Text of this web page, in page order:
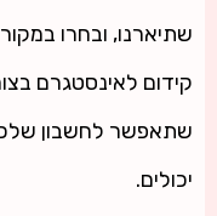
שתיארנו, ובחרו
קידום לאינסטגרם
שתאפשר לחשבון
יכולים.